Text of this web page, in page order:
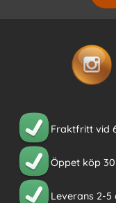
Fraktfritt vid
Öppet köp
Leverans 2-